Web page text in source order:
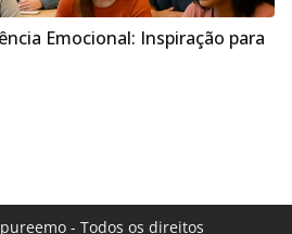
Emocional: Inspiração para
- Todos os direitos